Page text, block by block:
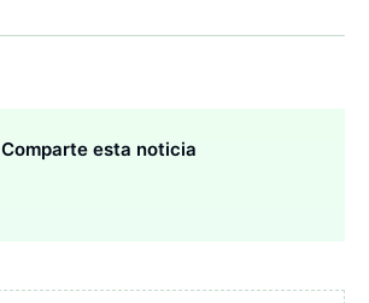
Comparte esta noticia